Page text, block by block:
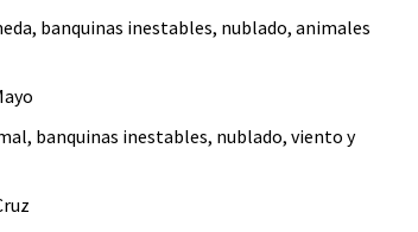
banquinas inestables, nublado, animales
banquinas inestables, nublado, viento y